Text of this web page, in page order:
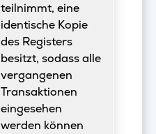
teilnimmt, eine
identische Kopie
des Registers
besitzt, sodass alle
vergangenen
Transaktionen
eingesehen
werden können